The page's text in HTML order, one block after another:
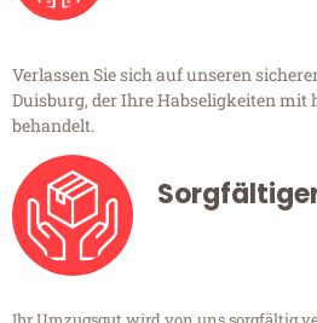
Verlassen Sie sich auf unseren
Duisburg, der Ihre Habseligkeiten mit
behandelt.